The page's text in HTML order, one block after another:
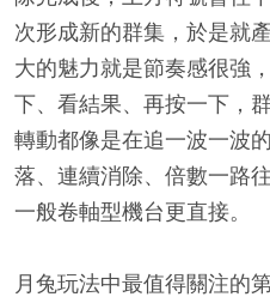
次形成新的群集，於是就
大的魅力就是節奏感很強
下、看結果、再按一下，
轉動都像是在追一波一波
落、連續消除、倍數一路
一般卷軸型機台更直接。
月兔玩法中最值得關注的